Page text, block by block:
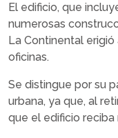
El edificio, que
numerosas
La Continental
oficinas.
Se distingue por su
urbana, ya que, al
que el edificio reciba